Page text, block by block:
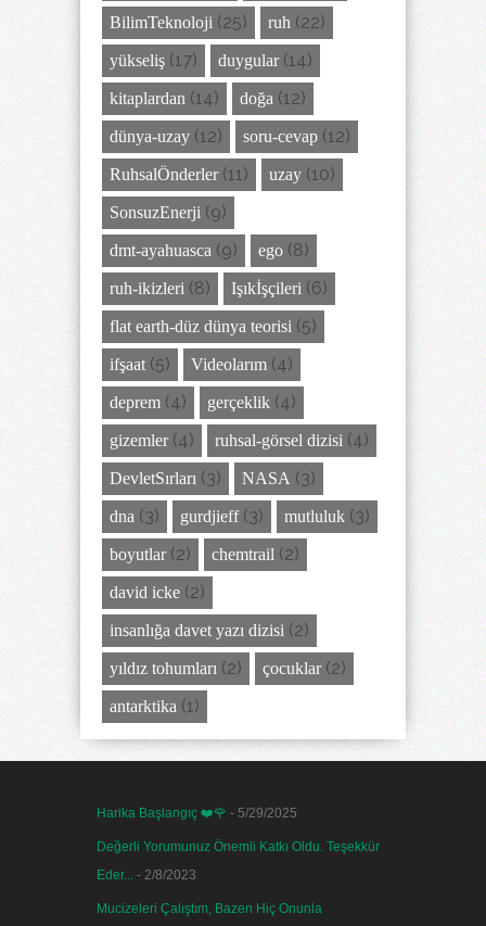
BilimTeknoloji (25) ruh (22)
yükseliş (17) duygular (14)
kitaplardan (14) doğa (12)
dünya-uzay (12) soru-cevap (12)
RuhsalÖnderler (11) uzay (10)
SonsuzEnerji (9)
dmt-ayahuasca (9) ego (8)
ruh-ikizleri (8) Işıkİşçileri (6)
flat earth-düz dünya teorisi (5)
ifşaat (5) Videolarım (4)
deprem (4) gerçeklik (4)
gizemler (4) ruhsal-görsel dizisi (4)
DevletSırları (3) NASA (3)
dna (3) gurdjieff (3) mutluluk (3)
boyutlar (2) chemtrail (2)
david icke (2)
insanlığa davet yazı dizisi (2)
yıldız tohumları (2) çocuklar (2)
antarktika (1)
Harika Başlangıç ❤️🌹 - 5/29/2025
Değerli Yorumunuz Önemli Katkı Oldu. Teşekkür
Eder... - 2/8/2023
Mucizeleri Çalıştım, Bazen Hiç Onunla